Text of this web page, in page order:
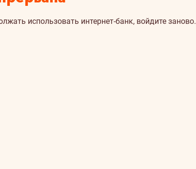
использовать интернет-банк, войдите заново.